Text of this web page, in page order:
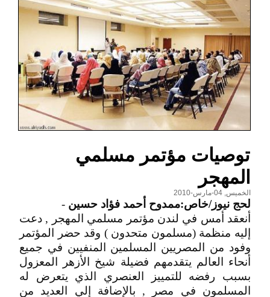
توصيات مؤتمر مسلمي
المهجر
الخميس, 04-مارس-2010
لحج نيوز/خاص:ممدوح أحمد فؤاد حسين -
أنعقد أمس في لندن مؤتمر مسلمي المهجر , دعت
إليه منظمة (مسلمون متحدون ) وقد حضر المؤتمر
وفود من المصريين المسلمين المنفيين في جميع
أنحاء العالم يتقدمهم فضيلة شيخ الأزهر المعزول
بسبب رفضه للتمييز العنصري الذي يتعرض له
المسلمون في مصر , بالإضافة إلي العديد من